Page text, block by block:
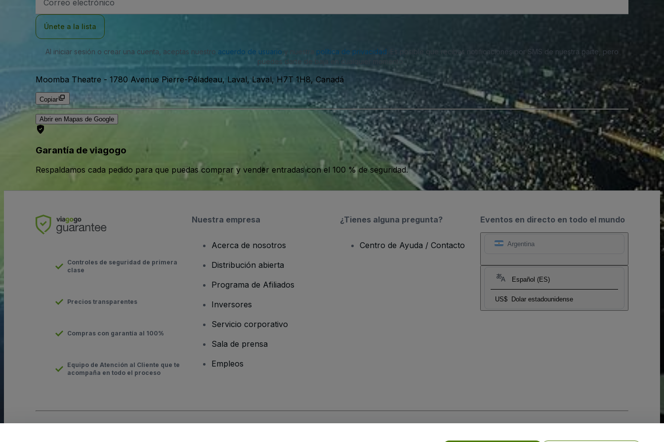
de
Únete a la lista
Al iniciar sesión o crear una cuenta, aceptas nuestro acuerdo de usuario política de privacidad . Es posible que recibas notificaciones por SMS de nuestra parte, pero
puedes darte de baja en cualquier momento.
Moomba Theatre - 1780 Avenue Pierre-Péladeau, Laval, Laval, H7T 1H8, Canadá
Copiar
Abrir en Mapas de Google
Garantía de viagogo
Respaldamos cada pedido para que puedas comprar y vender entradas con el 100 % de seguridad.
Eventos en directo en todo el mundo
Argentina
Español (ES)
US$ Dolar estadounidense
Controles de seguridad de primera
clase
Precios transparentes
Compras con garantía al 100%
Equipo de Atención al Cliente que te
acompaña en todo el proceso
Nuestra empresa
Acerca de nosotros
Distribución abierta
Programa de Afiliados
Inversores
Servicio corporativo
Sala de prensa
Empleos
¿Tienes alguna pregunta?
Centro de Ayuda / Contacto